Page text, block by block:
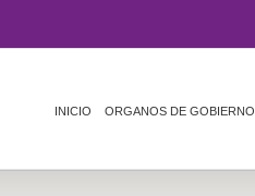
INICIO ORGANOS DE GOBIERNO